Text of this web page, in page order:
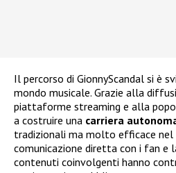
Il percorso di GionnyScandal si è
mondo musicale. Grazie alla
piattaforme streaming e alla
a costruire una carriera
tradizionali ma molto efficace
comunicazione diretta con i fan e
contenuti coinvolgenti hanno